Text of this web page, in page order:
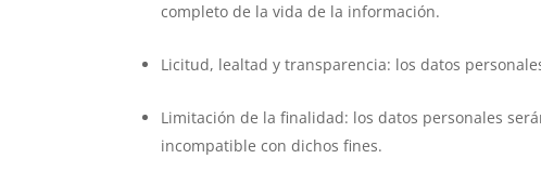
completo de la vida de la información.
Licitud, lealtad y transparencia: los datos
Limitación de la finalidad: los datos personales
incompatible con dichos fines.